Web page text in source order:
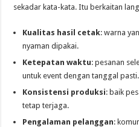
sekadar kata-kata. Itu berkaitan
Kualitas hasil cetak: warna
nyaman dipakai.
Ketepatan waktu: pesanan
untuk event dengan tanggal pasti.
Konsistensi produksi: baik
tetap terjaga.
Pengalaman pelanggan: